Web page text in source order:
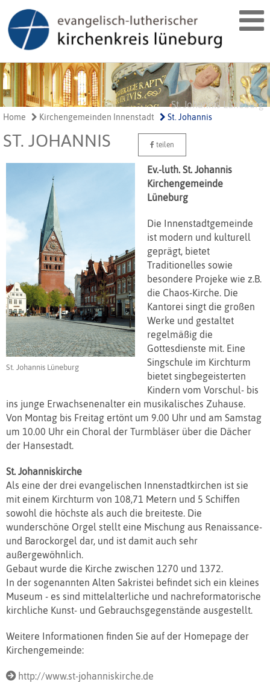
St. Johannis Lüneburg
St. Johannis Lüneburg
St. Johannis Lüneburg Orgel
Home Kirchengemeinden Innenstadt St. Johannis
ST. JOHANNIS teilen
St. Johannis Lüneburg
Ev.-luth. St. Johannis
Kirchengemeinde
Lüneburg
Die Innenstadtgemeinde
ist modern und kulturell
geprägt, bietet
Traditionelles sowie
besondere Projeke wie z.B.
die Chaos-Kirche. Die
Kantorei singt die großen
Werke und gestaltet
regelmäßig die
Gottesdienste mit. Eine
Singschule im Kirchturm
bietet singbegeisterten
Kindern vom Vorschul- bis
ins junge Erwachsenenalter ein musikalisches Zuhause.
Von Montag bis Freitag ertönt um 9.00 Uhr und am Samstag
um 10.00 Uhr ein Choral der Turmbläser über die Dächer
der Hansestadt.
St. Johanniskirche
Als eine der drei evangelischen Innenstadtkirchen ist sie
mit einem Kirchturm von 108,71 Metern und 5 Schiffen
sowohl die höchste als auch die breiteste. Die
wunderschöne Orgel stellt eine Mischung aus Renaissance-
und Barockorgel dar, und ist damit auch sehr
außergewöhnlich.
Gebaut wurde die Kirche zwischen 1270 und 1372.
In der sogenannten Alten Sakristei befindet sich ein kleines
Museum - es sind mittelalterliche und nachreformatorische
kirchliche Kunst- und Gebrauchsgegenstände ausgestellt.
Weitere Informationen finden Sie auf der Homepage der
Kirchengemeinde:
http://www.st-johanniskirche.de